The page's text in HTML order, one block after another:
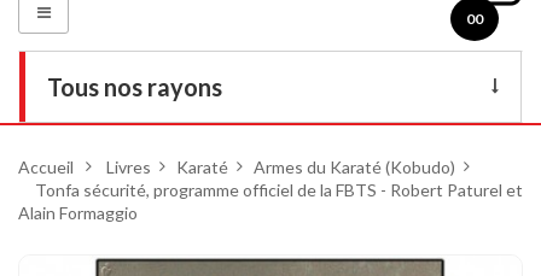
00
Tous nos rayons
DVD
Basculer
la
navigation
Accueil > Livres > Karaté > Armes du Karaté (Kobudo)
Tonfa sécurité, programme officiel de la FBTS - Robert Paturel et
Alain Formaggio